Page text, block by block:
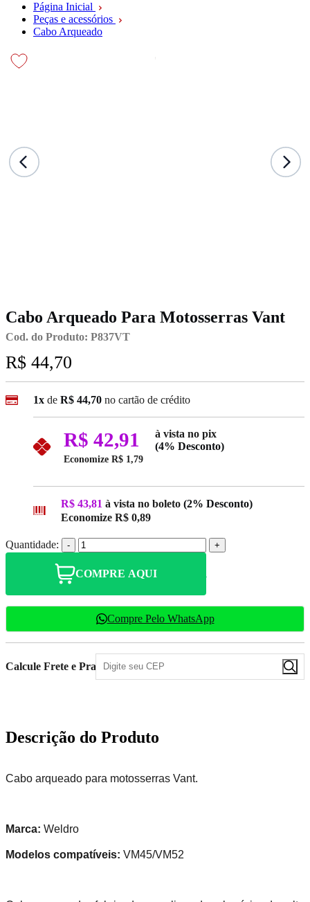
Página Inicial
Peças e acessórios
Cabo Arqueado
Cabo Arqueado Para Motosserras Vant
Cod. do Produto: P837VT
R$ 44,70
1x de R$ 44,70 no cartão de crédito
R$ 42,91
à vista no pix
(4% Desconto)
Economize R$ 1,79
R$ 43,81 à vista no boleto (2% Desconto)
Economize R$ 0,89
Quantidade: - +
COMPRE AQUI
Compre Pelo WhatsApp
Calcule Frete e Prazo
Descrição do Produto
Cabo arqueado para motosserras Vant.
Marca: Weldro
Modelos compatíveis: VM45/VM52